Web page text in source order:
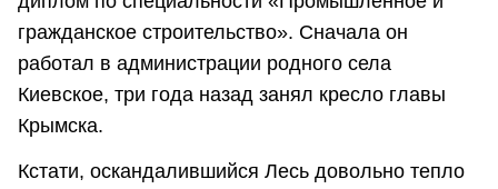
гражданское строительство». Сначала он
работал в администрации родного села
Киевское, три года назад занял кресло главы
Крымска.
Кстати, оскандалившийся Лесь довольно тепло